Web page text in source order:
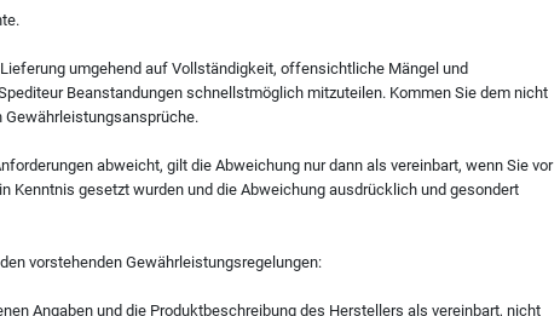
umgehend auf Vollständigkeit, offensichtliche Mängel und
Beanstandungen schnellstmöglich mitzuteilen. Kommen Sie dem nicht
abweicht, gilt die Abweichung nur dann als vereinbart, wenn Sie vor
Kenntnis gesetzt wurden und die Abweichung ausdrücklich und gesondert
vorstehenden Gewährleistungsregelungen:
Angaben und die Produktbeschreibung des Herstellers als vereinbart, nicht